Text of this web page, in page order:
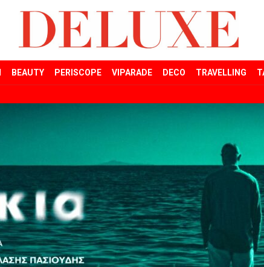
BEAUTY PERISCOPE VIPARADE DECO TRAVELLING